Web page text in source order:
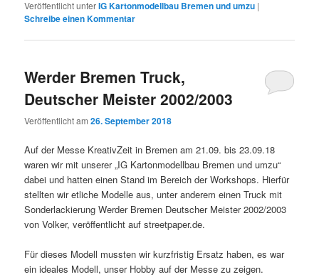
Veröffentlicht unterIG Kartonmodellbau Bremen und umzu |
Schreibe einen Kommentar
Werder Bremen Truck,
Deutscher Meister 2002/2003
Veröffentlicht am26. September 2018
Auf der Messe KreativZeit in Bremen am 21.09. bis 23.09.18
waren wir mit unserer „IG Kartonmodellbau Bremen und umzu“
dabei und hatten einen Stand im Bereich der Workshops. Hierfür
stellten wir etliche Modelle aus, unter anderem einen Truck mit
Sonderlackierung Werder Bremen Deutscher Meister 2002/2003
von Volker, veröffentlicht auf streetpaper.de.
Für dieses Modell mussten wir kurzfristig Ersatz haben, es war
ein ideales Modell, unser Hobby auf der Messe zu zeigen.